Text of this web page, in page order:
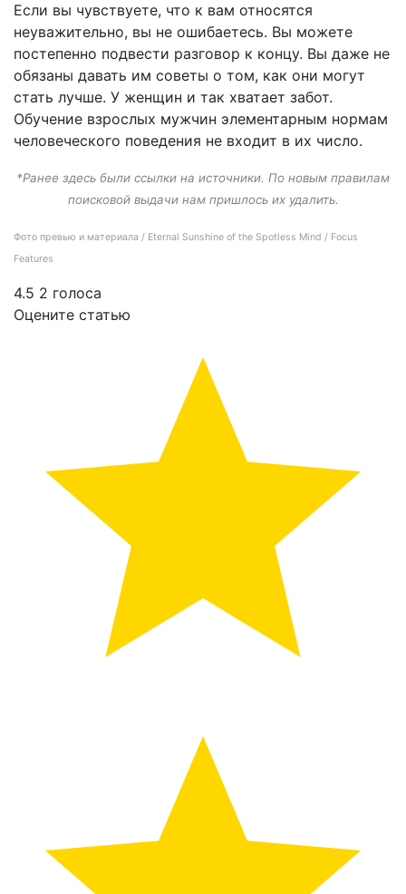
Если вы чувствуете, что к вам относятся
неуважительно, вы не ошибаетесь. Вы можете
постепенно подвести разговор к концу. Вы даже не
обязаны давать им советы о том, как они могут
стать лучше. У женщин и так хватает забот.
Обучение взрослых мужчин элементарным нормам
человеческого поведения не входит в их число.
*Ранее здесь были ссылки на источники. По новым правилам
поисковой выдачи нам пришлось их удалить.
Фото превью и материала / Eternal Sunshine of the Spotless Mind / Focus
Features
4.5 2 голоса
Оцените статью